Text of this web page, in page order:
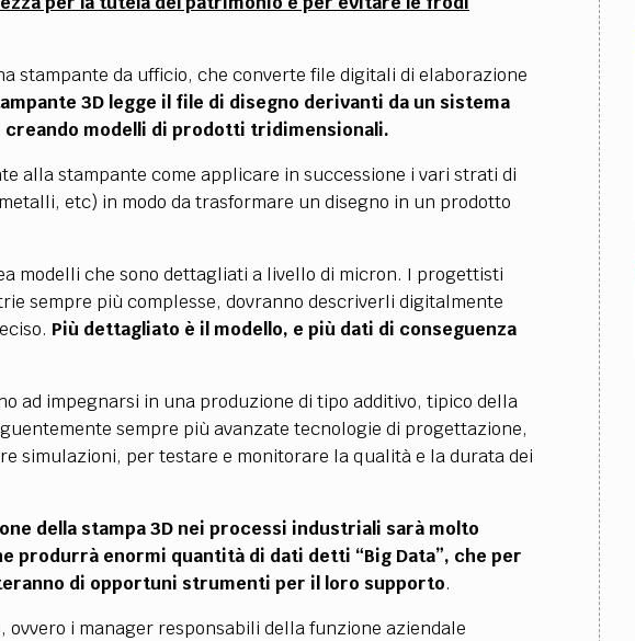
stampante da ufficio, che converte file digitali di elaborazione
3D legge il file di disegno derivanti da un sistema
creando modelli di prodotti tridimensionali.
alla stampante come applicare in successione i vari strati di
etc) in modo da trasformare un disegno in un prodotto
modelli che sono dettagliati a livello di micron. I progettisti
sempre più complesse, dovranno descriverli digitalmente
Più dettagliato è il modello, e più dati di conseguenza
ad impegnarsi in una produzione di tipo additivo, tipico della
sempre più avanzate tecnologie di progettazione,
simulazioni, per testare e monitorare la qualità e la durata dei
della stampa 3D nei processi industriali sarà molto
produrrà enormi quantità di dati detti “Big Data”, che per
di opportuni strumenti per il loro supporto.
ovvero i manager responsabili della funzione aziendale